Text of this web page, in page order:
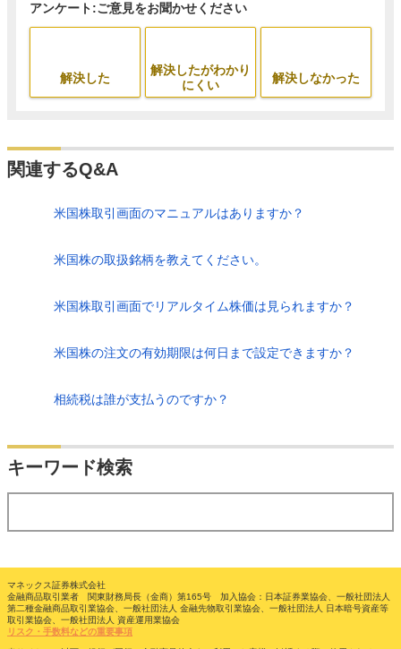
アンケート:ご意見をお聞かせください
解決した
解決したがわかり
にくい
解決しなかった
関連するQ&A
米国株取引画面のマニュアルはありますか？
米国株の取扱銘柄を教えてください。
米国株取引画面でリアルタイム株価は見られますか？
米国株の注文の有効期限は何日まで設定できますか？
相続税は誰が支払うのですか？
キーワード検索
マネックス証券株式会社
金融商品取引業者 関東財務局長（金商）第165号 加入協会：日本証券業協会、一般社団法人
第二種金融商品取引業協会、一般社団法人 金融先物取引業協会、一般社団法人 日本暗号資産等
取引業協会、一般社団法人 資産運用業協会
リスク・手数料などの重要事項